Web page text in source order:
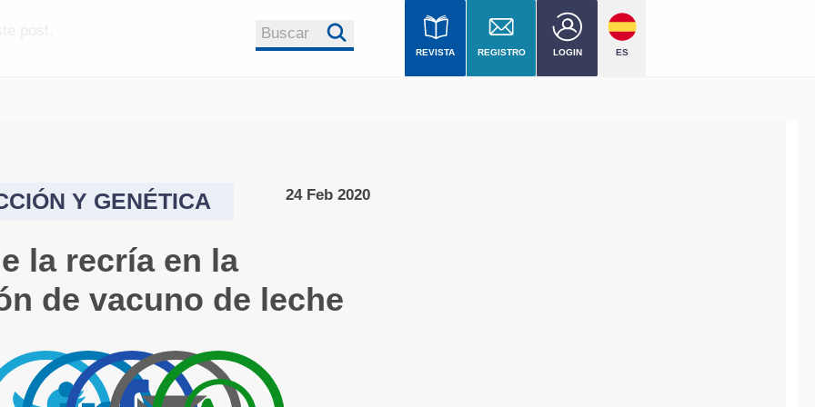
post.
un
de
Politica de
Republicación de
Contenidos
rumiNews
Buscar
REVISTA REGISTRO LOGIN ES
24 Feb 2020
Y GENÉTICA
la recría en la
de vacuno de leche